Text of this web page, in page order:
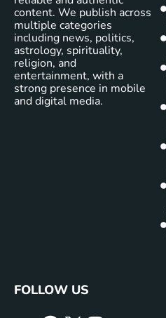
content. We publish across
multiple categories
including news, politics,
astrology, spirituality,
religion, and
entertainment, with a
strong presence in mobile
and digital media.
FOLLOW US